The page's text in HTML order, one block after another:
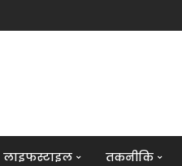
लाइफस्टाइल तकनीकि